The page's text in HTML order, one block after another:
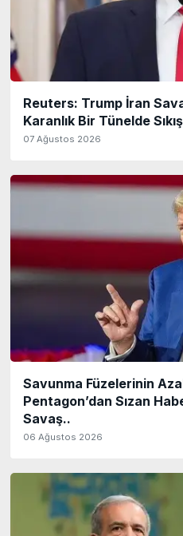
Reuters: Trump İran
Karanlık Bir Tünelde
07 Ağustos 2026
Savunma Füzelerinin
Pentagon’dan Sızan
Savaş..
06 Ağustos 2026